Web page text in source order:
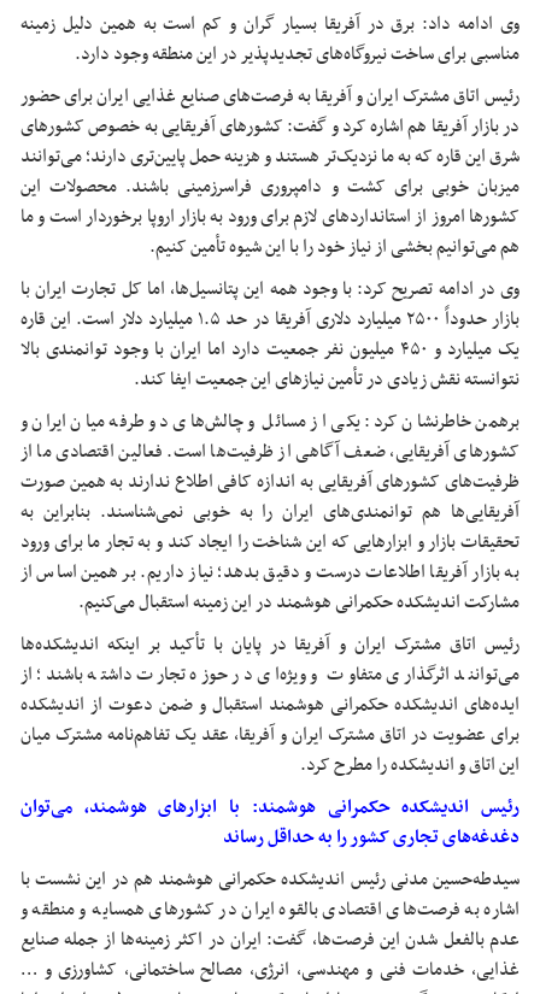
وی ادامه داد: برق در آفریقا بسیار گران و کم است به همین دلیل زمینه
مناسبی برای ساخت نیروگاه‌های تجدیدپذیر در این منطقه وجود دارد.
رئیس اتاق مشترک ایران و آفریقا به فرصت‌های صنایع غذایی ایران برای حضور
در بازار آفریقا هم اشاره کرد و گفت: کشورهای آفریقایی به خصوص کشورهای
شرق این قاره که به ما نزدیک‌تر هستند و هزینه حمل پایین‌تری دارند؛ می‌توانند
میزبان خوبی برای کشت و دامپروری فراسرزمینی باشند. محصولات این
کشورها امروز از استانداردهای لازم برای ورود به بازار اروپا برخوردار است و ما
هم می‌توانیم بخشی از نیاز خود را با این شیوه تأمین کنیم.
وی در ادامه تصریح کرد: با وجود همه این پتانسیل‌ها، اما کل تجارت ایران با
بازار حدوداً ۲۵۰۰ میلیارد دلاری آفریقا در حد ۱.۵ میلیارد دلار است. این قاره
یک میلیارد و ۴۵۰ میلیون نفر جمعیت دارد اما ایران با وجود توانمندی بالا
نتوانسته نقش زیادی در تأمین نیازهای این جمعیت ایفا کند.
برهمن خاطرنشان کرد: یکی از مسائل و چالش‌های دو طرفه میان ایران و
کشورهای آفریقایی، ضعف آگاهی از ظرفیت‌ها است. فعالین اقتصادی ما از
ظرفیت‌های کشورهای آفریقایی به اندازه کافی اطلاع ندارند به همین صورت
آفریقایی‌ها هم توانمندی‌های ایران را به خوبی نمی‌شناسند. بنابراین به
تحقیقات بازار و ابزارهایی که این شناخت را ایجاد کند و به تجار ما برای ورود
به بازار آفریقا اطلاعات درست و دقیق بدهد؛ نیاز داریم. بر همین اساس از
مشارکت اندیشکده حکمرانی هوشمند در این زمینه استقبال می‌کنیم.
رئیس اتاق مشترک ایران و آفریقا در پایان با تأکید بر اینکه اندیشکده‌ها
می‌توانند اثرگذاری متفاوت و ویژه‌ای در حوزه تجارت داشته باشند؛ از
ایده‌های اندیشکده حکمرانی هوشمند استقبال و ضمن دعوت از اندیشکده
برای عضویت در اتاق مشترک ایران و آفریقا، عقد یک تفاهم‌نامه مشترک میان
این اتاق و اندیشکده را مطرح کرد.
رئیس اندیشکده حکمرانی هوشمند: با ابزارهای هوشمند، می‌توان
دغدغه‌های تجاری کشور را به حداقل رساند
سیدطه‌حسین مدنی رئیس اندیشکده حکمرانی هوشمند هم در این نشست با
اشاره به فرصت‌های اقتصادی بالقوه ایران در کشورهای همسایه و منطقه و
عدم بالفعل شدن این فرصت‌ها، گفت: ایران در اکثر زمینه‌ها از جمله صنایع
غذایی، خدمات فنی و مهندسی، انرژی، مصالح ساختمانی، کشاورزی و …